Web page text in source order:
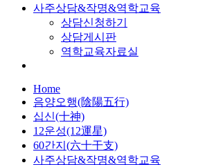
사주상담&작명&역학교육
상담신청하기
상담게시판
역학교육자료실
Home
음양오행(陰陽五行)
십신(十神)
12운성(12運星)
60간지(六十干支)
사주상담&작명&역학교육